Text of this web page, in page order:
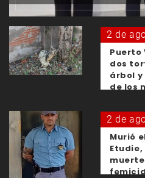
2 de
Puerto
dos
árbol
de los
2 de
Murió